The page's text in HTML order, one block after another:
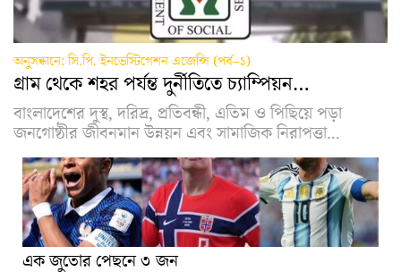
অনুসন্ধানে: সি.পি. ইনভেস্টিগেশন এজেন্সি (পর্ব–১)
গ্রাম থেকে শহর পর্যন্ত দুর্নীতিতে চ্যাম্পিয়ন…
বাংলাদেশের দুস্থ, দরিদ্র, প্রতিবন্ধী, এতিম ও পিছিয়ে পড়া
জনগোষ্ঠীর জীবনমান উন্নয়ন এবং সামাজিক নিরাপত্তা...
এক জুতোর পেছনে ৩ জন